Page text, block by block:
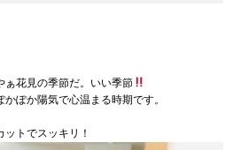
ぁ花見の季節だ。いい季節
ぽか陽気で心温まる時期です。
トでスッキリ！